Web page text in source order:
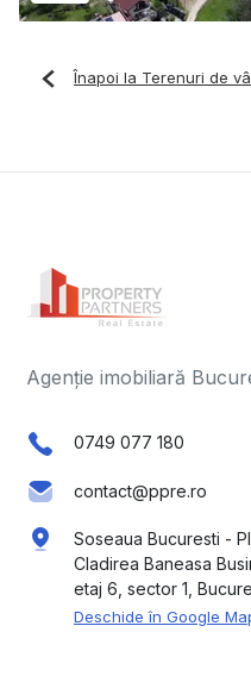
Înapoi la Terenuri de
Agenție imobiliară
0749 077 180
contact@ppre.ro
Soseaua Bucuresti -
Cladirea Baneasa
etaj 6, sector 1,
Deschide în Google